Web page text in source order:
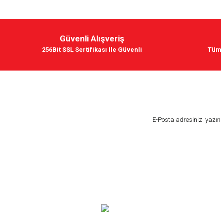
Güvenli Alışveriş
256Bit SSL Sertifikası Ile Güvenli